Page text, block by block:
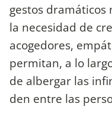
gestos dramáticos
la necesidad de
acogedores,
permitan, a lo
de albergar las
den entre las